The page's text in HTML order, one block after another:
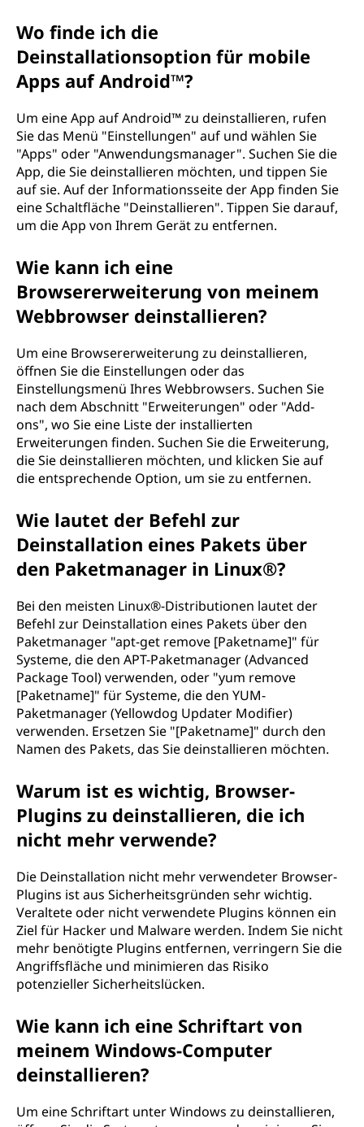
Wo finde ich die
Deinstallationsoption für mobile
Apps auf Android™?
Um eine App auf Android™ zu deinstallieren, rufen
Sie das Menü "Einstellungen" auf und wählen Sie
"Apps" oder "Anwendungsmanager". Suchen Sie die
App, die Sie deinstallieren möchten, und tippen Sie
auf sie. Auf der Informationsseite der App finden Sie
eine Schaltfläche "Deinstallieren". Tippen Sie darauf,
um die App von Ihrem Gerät zu entfernen.
Wie kann ich eine
Browsererweiterung von meinem
Webbrowser deinstallieren?
Um eine Browsererweiterung zu deinstallieren,
öffnen Sie die Einstellungen oder das
Einstellungsmenü Ihres Webbrowsers. Suchen Sie
nach dem Abschnitt "Erweiterungen" oder "Add-
ons", wo Sie eine Liste der installierten
Erweiterungen finden. Suchen Sie die Erweiterung,
die Sie deinstallieren möchten, und klicken Sie auf
die entsprechende Option, um sie zu entfernen.
Wie lautet der Befehl zur
Deinstallation eines Pakets über
den Paketmanager in Linux®?
Bei den meisten Linux®-Distributionen lautet der
Befehl zur Deinstallation eines Pakets über den
Paketmanager "apt-get remove [Paketname]" für
Systeme, die den APT-Paketmanager (Advanced
Package Tool) verwenden, oder "yum remove
[Paketname]" für Systeme, die den YUM-
Paketmanager (Yellowdog Updater Modifier)
verwenden. Ersetzen Sie "[Paketname]" durch den
Namen des Pakets, das Sie deinstallieren möchten.
Warum ist es wichtig, Browser-
Plugins zu deinstallieren, die ich
nicht mehr verwende?
Die Deinstallation nicht mehr verwendeter Browser-
Plugins ist aus Sicherheitsgründen sehr wichtig.
Veraltete oder nicht verwendete Plugins können ein
Ziel für Hacker und Malware werden. Indem Sie nicht
mehr benötigte Plugins entfernen, verringern Sie die
Angriffsfläche und minimieren das Risiko
potenzieller Sicherheitslücken.
Wie kann ich eine Schriftart von
meinem Windows-Computer
deinstallieren?
Um eine Schriftart unter Windows zu deinstallieren,